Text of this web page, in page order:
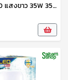
หลอดไฟ LED แสงขาว 35W 3500lm G-1125 HG